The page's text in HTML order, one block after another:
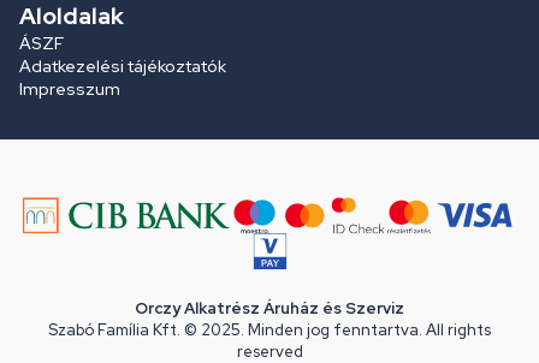
Aloldalak
ÁSZF
Adatkezelési tájékoztatók
Impresszum
Orczy Alkatrész Áruház és Szerviz
Szabó Família Kft. © 2025. Minden jog fenntartva. All rights
reserved